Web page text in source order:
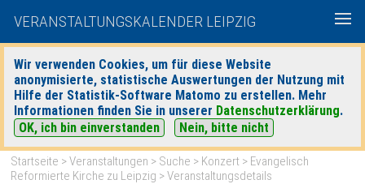
VERANSTALTUNGSKALENDER LEIPZIG
Wir verwenden Cookies, um für diese Website
anonymisierte, statistische Auswertungen der Nutzung mit
Hilfe der Statistik-Software Matomo zu erstellen. Mehr
Informationen finden Sie in unserer Datenschutzerklärung.
OK, ich bin einverstanden
Nein, bitte nicht
heute|morgen| Detaillierte Suche
Startseite >Veranstaltungen > Suche > Konzert > Evangelisch
Reformierte Kirche zu Leipzig > Veranstaltungsdetails